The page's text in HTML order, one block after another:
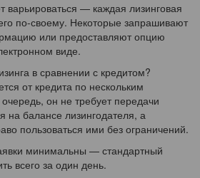
варьироваться — каждая лизинговая
по-своему. Некоторые запрашивают
или предоставляют опцию
виде.
в сравнении с кредитом?
от кредита по нескольким
он не требует передачи
на балансе лизингодателя, а
пользоваться ими без ограничений.
минимальны — стандартный
всего за один день.